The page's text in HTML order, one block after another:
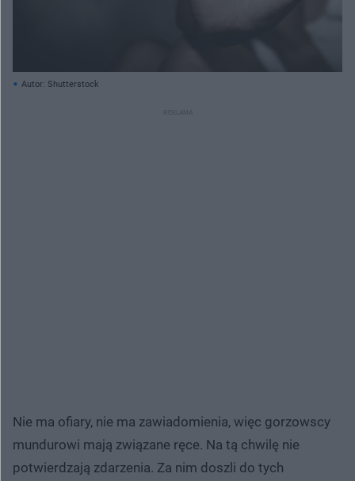
Autor: Shutterstock
Nie ma ofiary, nie ma zawiadomienia, więc gorzowscy
mundurowi mają związane ręce. Na tą chwilę nie
potwierdzają zdarzenia. Za nim doszli do tych